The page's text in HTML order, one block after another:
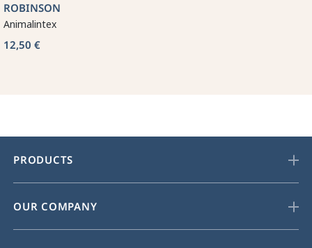
ROBINSON
Animalintex
12,50 €
PRODUCTS
OUR COMPANY